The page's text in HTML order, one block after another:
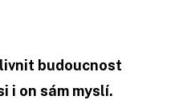
budoucnost
i on sám myslí.